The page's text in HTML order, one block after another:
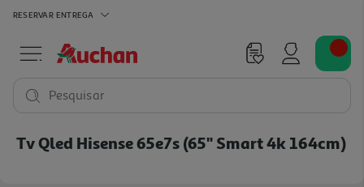
RESERVAR ENTREGA
Pesquisar
Tv Qled Hisense 65e7s (65" Smart 4k 164cm)